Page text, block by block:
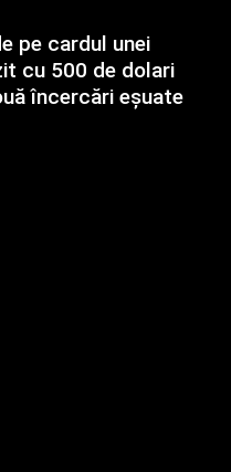
pe cardul unei
cu 500 de dolari
încercări eșuate